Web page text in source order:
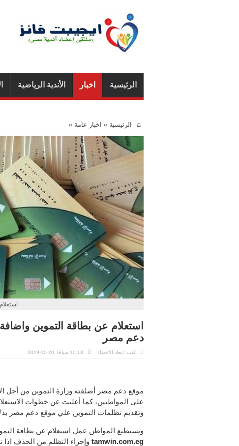
الرئيسية اخبار الأندية الرياضية
الرئيسية » اخبار عامة »
استعلام عن بطاقة التموين
دعم مصر
كتب: اتحاد الاعضاء 10:13 صباحًا ,20-10-2019
موقع دعم مصر أضلقته وزارة التموين من أجل
على المواطنين، كما أعلنت عن خطوات
وتقديم تظلمات التموين علي موقع دعم مصر
ويستطيع المواطن عمل استعلام عن بطاقة
tamwin.com.eg وإجراء التظلم من الحذف اذا